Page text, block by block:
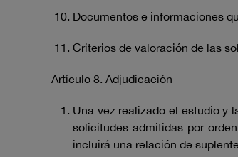
Documentos e informaciones
Criterios de valoración de las
Artículo 8. Adjudicación
Una vez realizado el estudio y
solicitudes admitidas por
incluirá una relación de